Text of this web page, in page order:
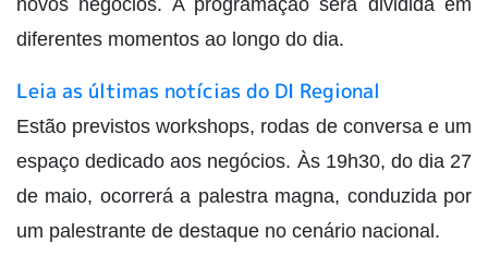
diferentes momentos ao longo do dia.
Leia as últimas notícias do DI Regional
Estão previstos workshops, rodas de conversa e um
espaço dedicado aos negócios. Às 19h30, do dia 27
de maio, ocorrerá a palestra magna, conduzida por
um palestrante de destaque no cenário nacional.